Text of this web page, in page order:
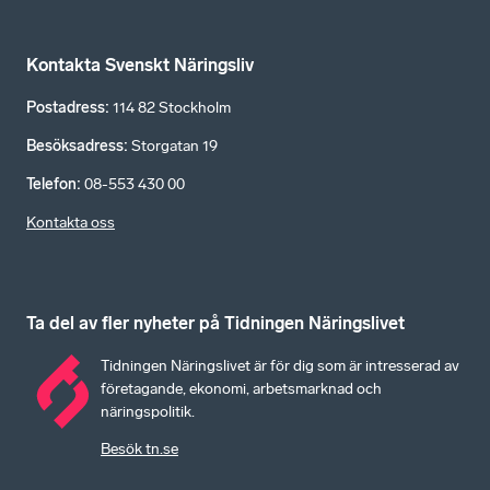
Kontakta Svenskt Näringsliv
Postadress: 114 82 Stockholm
Besöksadress: Storgatan 19
Telefon: 08-553 430 00
Kontakta oss
Ta del av fler nyheter på Tidningen Näringslivet
Tidningen Näringslivet är för dig som är intresserad av
företagande, ekonomi, arbetsmarknad och
näringspolitik.
Besök tn.se